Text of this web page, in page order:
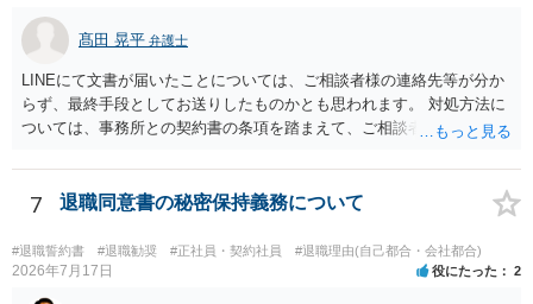
髙田 晃平 弁護士
LINEにて文書が届いたことについては、ご相談者様の連絡先等が分か
らず、最終手段としてお送りしたものかとも思われます。 対処方法に
ついては、事務所との契約書の条項を踏まえて、ご相談者様個人で交
ますと、本人での交渉は難儀する可能性があるかと考えられます。 解
決につながるかというところですが、例えば、民事調停で話合いを行
ます。
7 退職同意書の秘密保持義務について
#退職誓約書 #退職勧奨 #正社員・契約社員 #退職理由(自己都合・会社都合)
2026年7月17日 役にたった 2